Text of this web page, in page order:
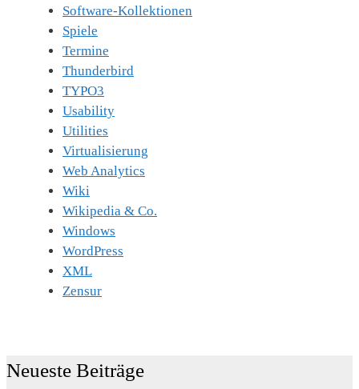
Software-Kollektionen
Spiele
Termine
Thunderbird
TYPO3
Usability
Utilities
Virtualisierung
Web Analytics
Wiki
Wikipedia & Co.
Windows
WordPress
XML
Zensur
Neueste Beiträge